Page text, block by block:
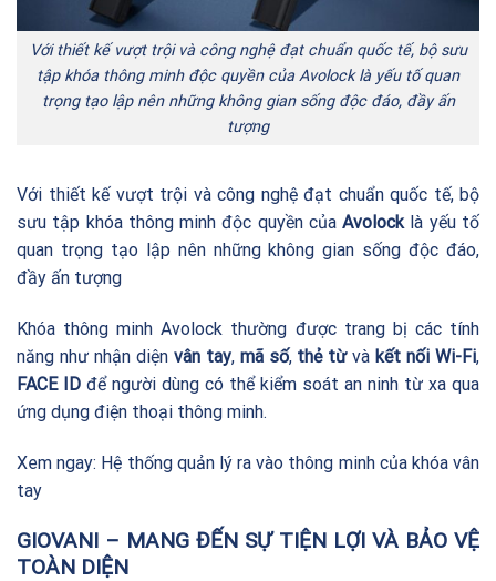
Với thiết kế vượt trội và công nghệ đạt chuẩn quốc tế, bộ sưu
tập khóa thông minh độc quyền của Avolock là yếu tố quan
trọng tạo lập nên những không gian sống độc đáo, đầy ấn
tượng
Với thiết kế vượt trội và công nghệ đạt chuẩn quốc tế, bộ
sưu tập khóa thông minh độc quyền củaAvolocklà yếu tố
quan trọng tạo lập nên những không gian sống độc đáo,
đầy ấn tượng
Khóa thông minh Avolock thường được trang bị các tính
năng như nhận diện vân tay, mã số, thẻ từvà kết nối Wi-Fi,
FACE ID để người dùng có thể kiểm soát an ninh từ xa qua
ứng dụng điện thoại thông minh.
Xem ngay: Hệ thống quản lý ra vào thông minh của khóa vân
tay
GIOVANI – MANG ĐẾN SỰ TIỆN LỢI VÀ BẢO VỆ
TOÀN DIỆN